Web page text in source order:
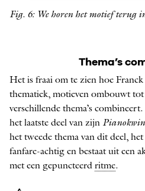
Fig. 6: We horen het motief terug
Thema’s
Het is fraai om te zien hoe
thematiek, motieven ombouwt
verschillende thema’s
het laatste deel van zijn
het tweede thema van dit deel, het
fanfare-achtig en bestaat uit een
met een gepuncteerd ritme.